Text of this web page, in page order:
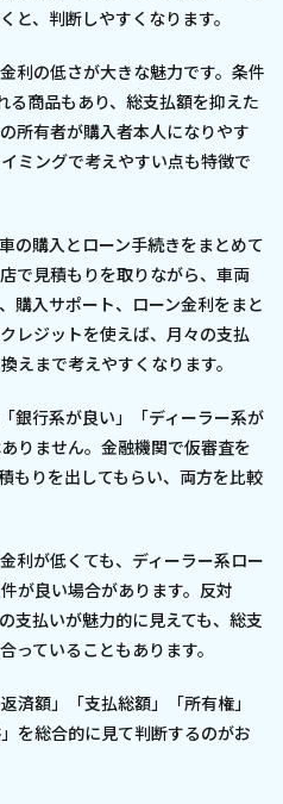
と、判断しやすくなります。
利の低さが大きな魅力です。条件
る商品もあり、総支払額を抑えた
所有者が購入者本人になりやす
ミングで考えやすい点も特徴で
の購入とローン手続きをまとめて
で見積もりを取りながら、車両
購入サポート、ローン金利をまと
レジットを使えば、月々の支払
えまで考えやすくなります。
銀行系が良い」「ディーラー系が
りません。金融機関で仮審査を
もりを出してもらい、両方を比較
利が低くても、ディーラー系ロー
が良い場合があります。反対
支払いが魅力的に見えても、総支
っていることもあります。
済額」「支払総額」「所有権」
を総合的に見て判断するのがお